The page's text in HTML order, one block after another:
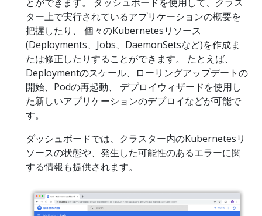
ター上で実行されているアプリケーションの概要を
把握したり、 個々のKubernetesリソース
(Deployments、Jobs、DaemonSetsなど)を作成ま
たは修正したりすることができます。 たとえば、
Deploymentのスケール、ローリングアップデートの
開始、Podの再起動、 デプロイウィザードを使用し
た新しいアプリケーションのデプロイなどが可能で
す。
ダッシュボードでは、クラスター内のKubernetesリ
ソースの状態や、発生した可能性のあるエラーに関
する情報も提供されます。